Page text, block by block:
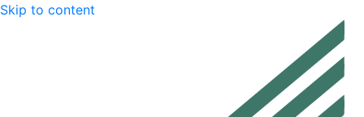
Skip to content